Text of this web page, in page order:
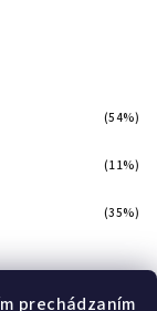
prechádzaním
(54%)
(11%)
(35%)